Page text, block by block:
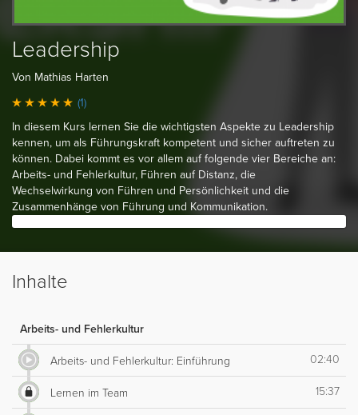
Leadership
Von Mathias Harten
(1)
In diesem Kurs lernen Sie die wichtigsten Aspekte zu Leadership
kennen, um als Führungskraft kompetent und sicher auftreten zu
können. Dabei kommt es vor allem auf folgende vier Bereiche an:
Arbeits- und Fehlerkultur, Führen auf Distanz, die
Wechselwirkung von Führen und Persönlichkeit und die
Zusammenhänge von Führung und Kommunikation.
Inhalte
Arbeits- und Fehlerkultur
Arbeits- und Fehlerkultur: Einführung 02:40
Lernen im Team 15:37